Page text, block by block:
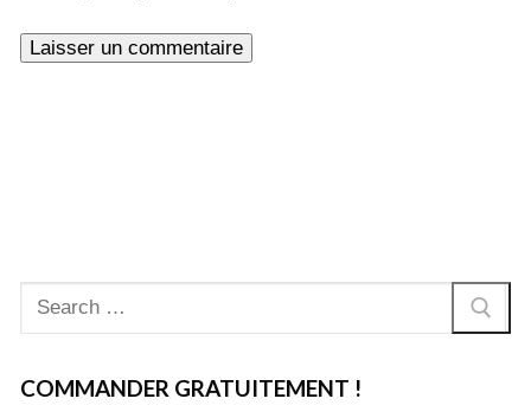
Rechercher
:
COMMANDER GRATUITEMENT !